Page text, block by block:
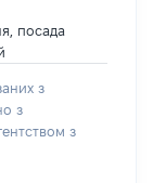
посада
з
з
з